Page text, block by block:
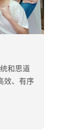
和思道
效、有序